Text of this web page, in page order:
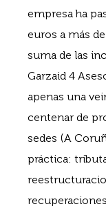
empresa ha
euros a más de
suma de las
Garzaid 4
apenas una
centenar de
sedes (A
práctica: